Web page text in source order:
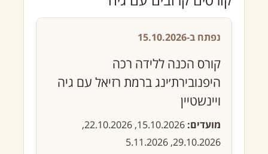
נפתח ב-15.10.2026
קורס הכנה ללידה רכה
היפנובירת׳ינג ברמת רזיאל עם גיה
ויינשטיין
מועדים:
15.10.2026, 22.10.2026,
29.10.2026, 5.11.2026